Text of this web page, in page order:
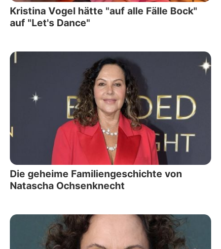
Kristina Vogel hätte "auf alle Fälle Bock"
auf "Let's Dance"
Die geheime Familiengeschichte von
Natascha Ochsenknecht